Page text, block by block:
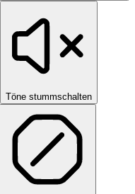
Töne stummschalten